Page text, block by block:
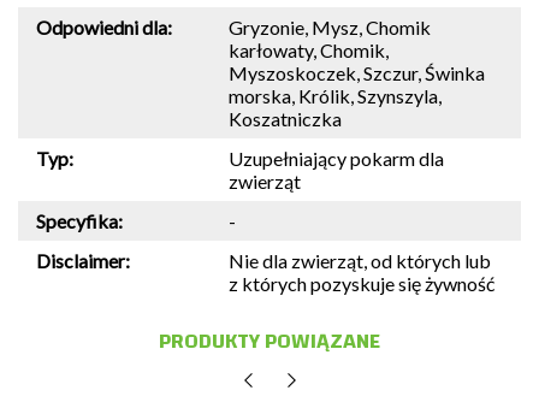
Odpowiedni dla:
Gryzonie, Mysz, Chomik
karłowaty, Chomik,
Myszoskoczek, Szczur, Świnka
morska, Królik, Szynszyla,
Koszatniczka
Typ:
Uzupełniający pokarm dla
zwierząt
Specyfika:
-
Disclaimer:
Nie dla zwierząt, od których lub
z których pozyskuje się żywność
PRODUKTY POWIĄZANE